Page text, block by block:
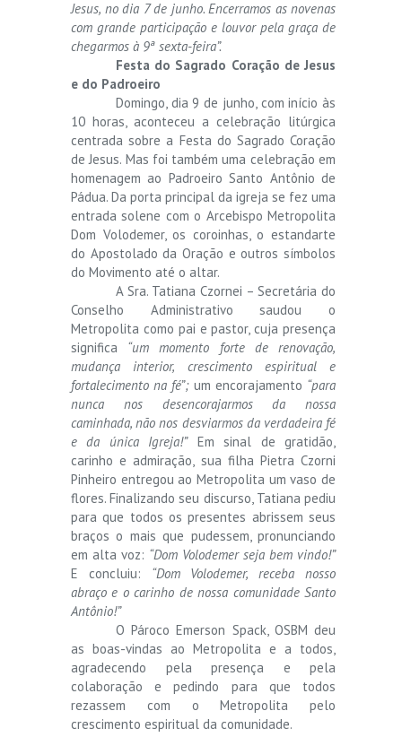
Jesus, no dia 7 de junho. Encerramos as novenas
com grande participação e louvor pela graça de
chegarmos à 9ª sexta-feira”.
Festa do Sagrado Coração de Jesus
e do Padroeiro
Domingo, dia 9 de junho, com início às
10 horas, aconteceu a celebração litúrgica
centrada sobre a Festa do Sagrado Coração
de Jesus. Mas foi também uma celebração em
homenagem ao Padroeiro Santo Antônio de
Pádua. Da porta principal da igreja se fez uma
entrada solene com o Arcebispo Metropolita
Dom Volodemer, os coroinhas, o estandarte
do Apostolado da Oração e outros símbolos
do Movimento até o altar.
A Sra. Tatiana Czornei – Secretária do
Conselho Administrativo saudou o
Metropolita como pai e pastor, cuja presença
significa “um momento forte de renovação,
mudança interior, crescimento espiritual e
fortalecimento na fé”;um encorajamento “para
nunca nos desencorajarmos da nossa
caminhada, não nos desviarmos da verdadeira fé
e da única Igreja!”Em sinal de gratidão,
carinho e admiração, sua filha Pietra Czorni
Pinheiro entregou ao Metropolita um vaso de
flores. Finalizando seu discurso, Tatiana pediu
para que todos os presentes abrissem seus
braços o mais que pudessem, pronunciando
em alta voz: “Dom Volodemer seja bem vindo!”
E concluiu: “Dom Volodemer, receba nosso
abraço e o carinho de nossa comunidade Santo
Antônio!”
O Pároco Emerson Spack, OSBM deu
as boas-vindas ao Metropolita e a todos,
agradecendo pela presença e pela
colaboração e pedindo para que todos
rezassem com o Metropolita pelo
crescimento espiritual da comunidade.